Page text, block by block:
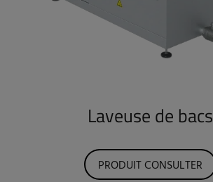
Laveuse de bacs
PRODUIT CONSULTER